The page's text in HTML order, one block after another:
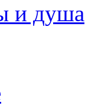
и душа